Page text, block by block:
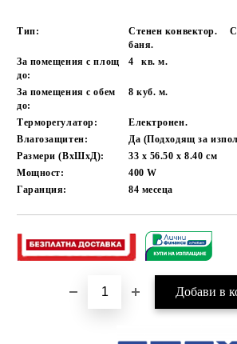
Тип: Стенен конвектор.
баня.
За помещения с площ
до:
4 кв. м.
За помещения с обем
до:
8куб. м.
Терморегулатор:
Електронен.
Влагозащитен:
Да (Подходящ за
Размери (ВхШхД):
33 x 56.50 x 8.40см
Мощност:
400W
Гаранция:
84 месеца